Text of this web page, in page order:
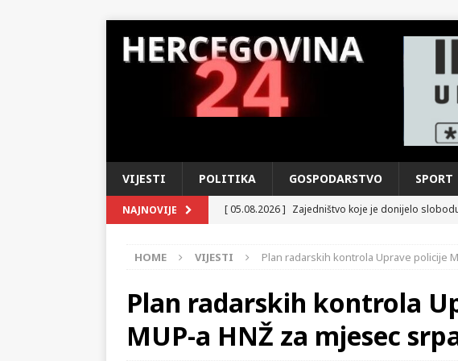
VIJESTI POLITIKA GOSPODARSTVO SPORT
NAJNOVIJE [ 05.08.2026 ] Zajedništvo koje je donijelo
[ 04.08.2026 ] U susret Danu pobjede: Večer u
u tihom ponosu i iščekivanju
DOMOVINSKI RAT
[ 03.08.2026 ]
MUP HNŽ – Izvod iz sažetka
KRONIKA
HOME VIJESTI Plan radarskih kontrola Uprave policije
Plan radarskih kontrola
MUP-a HNŽ za mjesec